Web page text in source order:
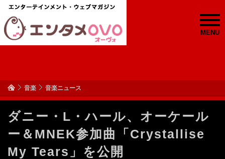
MENU
音楽 音楽ニュース
ダニー・L・ハール、オーケール
ー＆MNEK参加曲「Crystallise
My Tears」を公開